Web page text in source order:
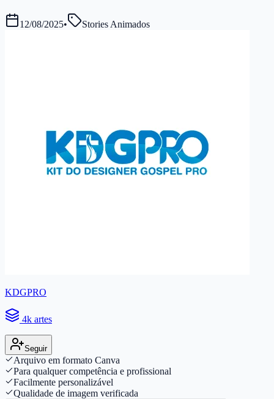
12/08/2025• Stories Animados
KDGPRO
4k artes
Seguir
Arquivo em formato Canva
Para qualquer competência e profissional
Facilmente personalizável
Qualidade de imagem verificada